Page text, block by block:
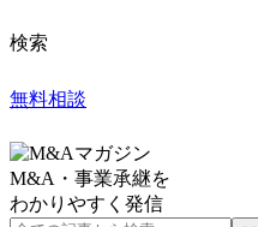
検索
無料相談
M&A・事業承継を
わかりやすく発信